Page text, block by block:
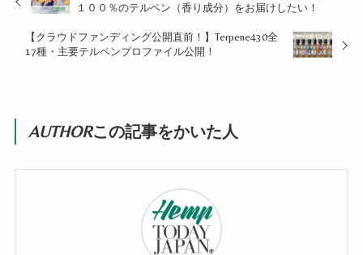
１００％のテルペン（香り成分）をお届けしたい！
【クラウドファンディング公開直前！】Terpene430全
17種・主要テルペンプロファイル公開！
AUTHORこの記事をかいた人